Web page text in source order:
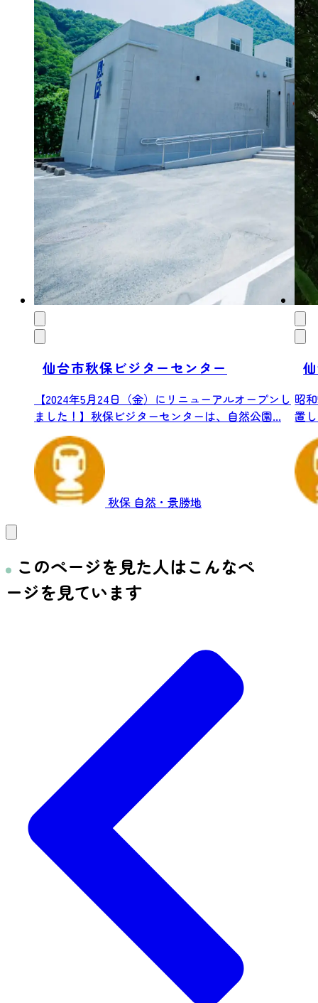
仙台市秋保ビジターセンター
【2024年5月24日（金）にリニューアルオープンし
ました！】秋保ビジターセンターは、自然公園...
秋保 自然・景勝地
昭
置
このページを見た人はこんなペ
ージを見ています